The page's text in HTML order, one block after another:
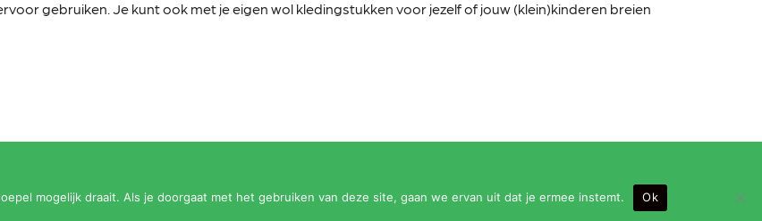
gebruiken. Je kunt ook met je eigen wol kledingstukken voor jezelf of jouw (klein)kinderen breien
mogelijk draait. Als je doorgaat met het gebruiken van deze site, gaan we ervan uit dat je ermee instemt. Ok